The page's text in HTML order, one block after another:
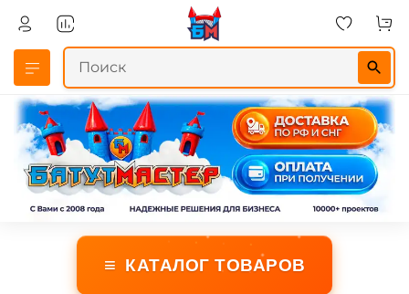
≡ КАТАЛОГ ТОВАРОВ